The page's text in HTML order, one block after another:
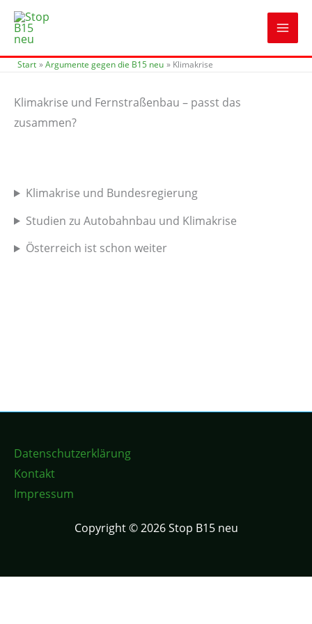
Zum
Inhalt
Start Argumente gegen die B15 neu Klimakrise
Klimakrise und Fernstraßenbau – passt das
zusammen?
Klimakrise und Bundesregierung
Studien zu Autobahnbau und Klimakrise
Österreich ist schon weiter
Datenschutzerklärung
Kontakt
Impressum
Copyright © 2026 Stop B15 neu